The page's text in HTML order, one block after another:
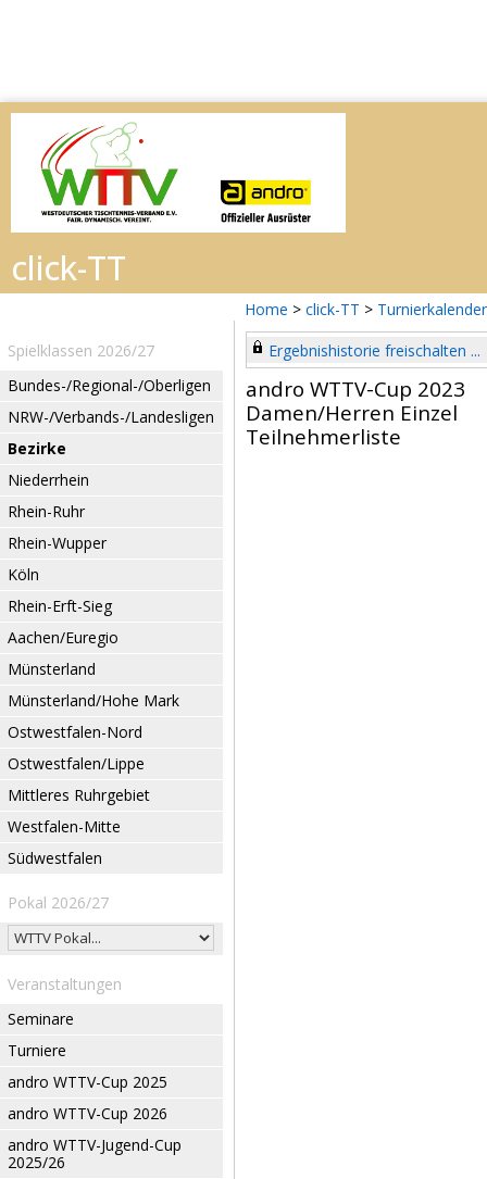
Home > click-TT > Turnierkalender
Spielklassen 2026/27
Bundes-/Regional-/Oberligen
NRW-/Verbands-/Landesligen
Bezirke
Niederrhein
Rhein-Ruhr
Rhein-Wupper
Köln
Rhein-Erft-Sieg
Aachen/Euregio
Münsterland
Münsterland/Hohe Mark
Ostwestfalen-Nord
Ostwestfalen/Lippe
Mittleres Ruhrgebiet
Westfalen-Mitte
Südwestfalen
Pokal 2026/27
Veranstaltungen
Seminare
Turniere
andro WTTV-Cup 2025
andro WTTV-Cup 2026
andro WTTV-Jugend-Cup
2025/26
Ergebnishistorie freischalten ...
andro WTTV-Cup 2023
Damen/Herren Einzel
Teilnehmerliste